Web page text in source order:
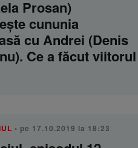
Prosan)
cununia
cu Andrei (Denis
Ce a făcut viitorul
• pe 17.10.2019 la 18:23